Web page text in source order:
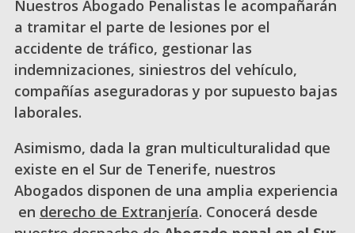
Nuestros Abogado Penalistas le acompañarán
a tramitar el parte de lesiones por el
accidente de tráfico, gestionar las
indemnizaciones, siniestros del vehículo,
compañías aseguradoras y por supuesto bajas
laborales.
Asimismo, dada la gran multiculturalidad que
existe en el Sur de Tenerife, nuestros
Abogados disponen de una amplia experiencia
en derecho de Extranjería. Conocerá desde